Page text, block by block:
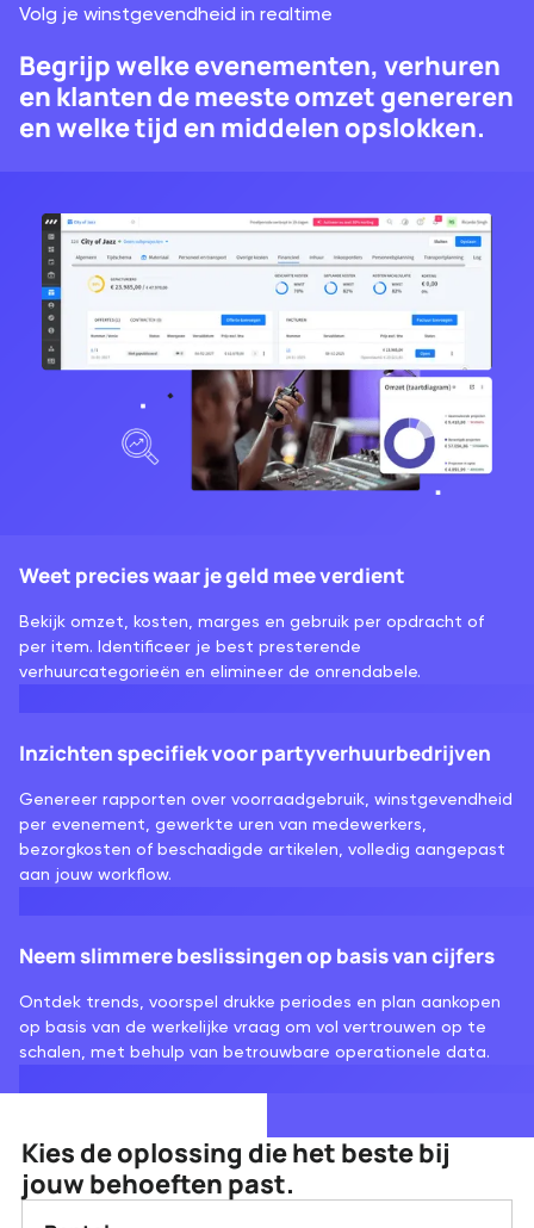
Volg je winstgevendheid in realtime
Begrijp welke evenementen, verhuren
en klanten de meeste omzet genereren
en welke tijd en middelen opslokken.
Weet precies waar je geld mee verdient
Bekijk omzet, kosten, marges en gebruik per opdracht of
per item. Identificeer je best presterende
verhuurcategorieën en elimineer de onrendabele.
Inzichten specifiek voor partyverhuurbedrijven
Genereer rapporten over voorraadgebruik, winstgevendheid
per evenement, gewerkte uren van medewerkers,
bezorgkosten of beschadigde artikelen, volledig aangepast
aan jouw workflow.
Neem slimmere beslissingen op basis van cijfers
Ontdek trends, voorspel drukke periodes en plan aankopen
op basis van de werkelijke vraag om vol vertrouwen op te
schalen, met behulp van betrouwbare operationele data.
Kies de oplossing die het beste bij
jouw behoeften past.